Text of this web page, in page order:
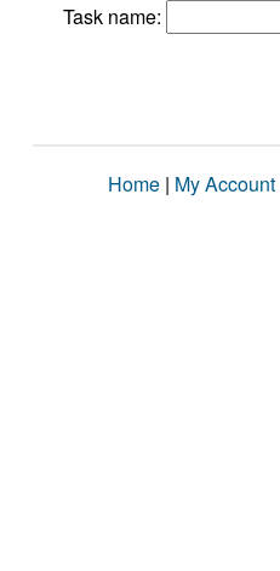
Task name:
Home | My Account